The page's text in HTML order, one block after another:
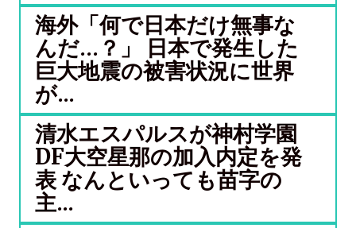
海外「何で日本だけ無事な
んだ…？」 日本で発生した
巨大地震の被害状況に世界
が...
清水エスパルスが神村学園
DF大空星那の加入内定を発
表 なんといっても苗字の
主...